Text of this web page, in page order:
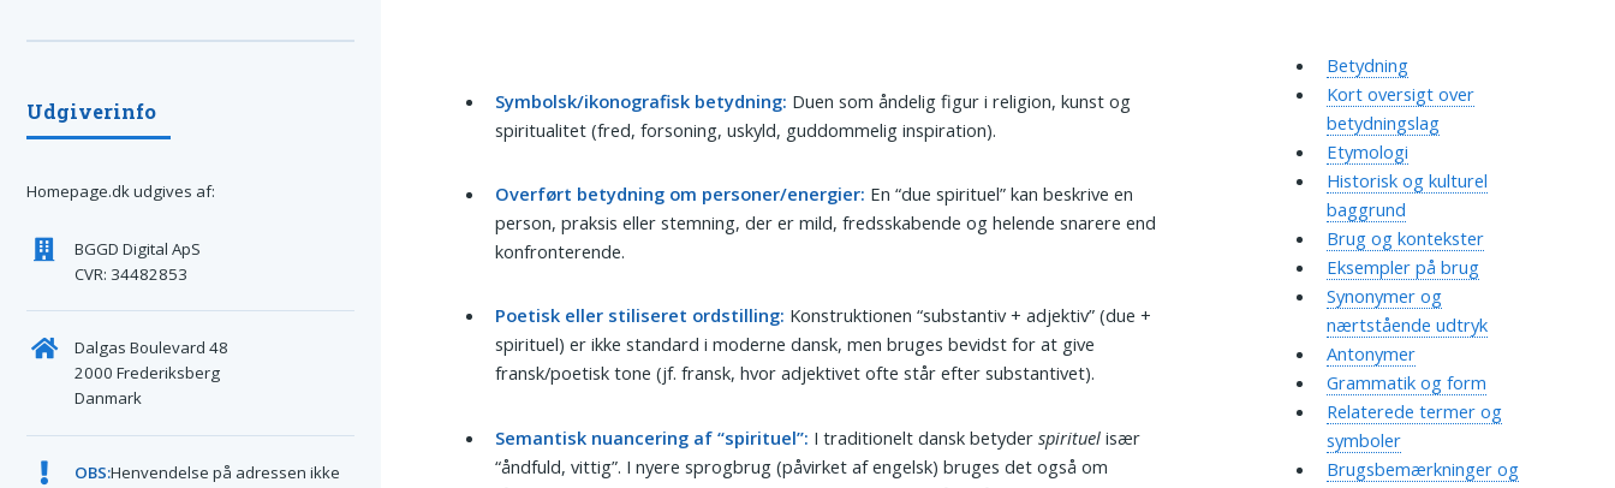
Symbolsk/ikonografisk betydning: Duen som åndelig figur i religion, kunst og
spiritualitet (fred, forsoning, uskyld, guddommelig inspiration).
Overført betydning om personer/energier: En “due spirituel” kan beskrive en
person, praksis eller stemning, der er mild, fredsskabende og helende snarere end
konfronterende.
Poetisk eller stiliseret ordstilling: Konstruktionen “substantiv + adjektiv” (due +
spirituel) er ikke standard i moderne dansk, men bruges bevidst for at give
fransk/poetisk tone (jf. fransk, hvor adjektivet ofte står efter substantivet).
Semantisk nuancering af “spirituel”: I traditionelt dansk betyderspirituel især
“åndfuld, vittig”. I nyere sprogbrug (påvirket af engelsk) bruges det også om
Betydning
Kort oversigt over
betydningslag
Etymologi
Historisk og kulturel
baggrund
Brug og kontekster
Eksempler på brug
Synonymer og
nærtstående udtryk
Antonymer
Grammatik og form
Relaterede termer og
symboler
Brugsbemærkninger og
Udgiverinfo
Homepage.dk udgives af:
BGGD Digital ApS
CVR: 34482853
Dalgas Boulevard 48
2000 Frederiksberg
Danmark
OBS:Henvendelse på adressen ikke